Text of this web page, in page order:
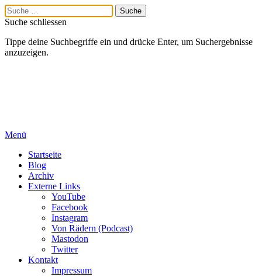
Suche schliessen
Tippe deine Suchbegriffe ein und drücke Enter, um Suchergebnisse
anzuzeigen.
Menü
Startseite
Blog
Archiv
Externe Links
YouTube
Facebook
Instagram
Von Rädern (Podcast)
Mastodon
Twitter
Kontakt
Impressum